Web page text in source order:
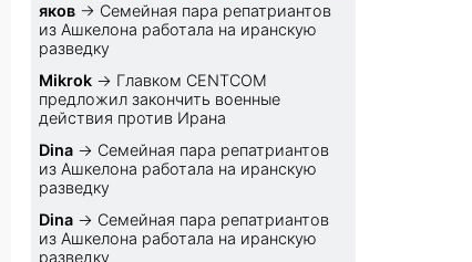
яков → Семейная пара репатриантов
из Ашкелона работала на иранскую
разведку
Mikrok → Главком CENTCOM
предложил закончить военные
действия против Ирана
Dina → Семейная пара репатриантов
из Ашкелона работала на иранскую
разведку
Dina → Семейная пара репатриантов
из Ашкелона работала на иранскую
разведку